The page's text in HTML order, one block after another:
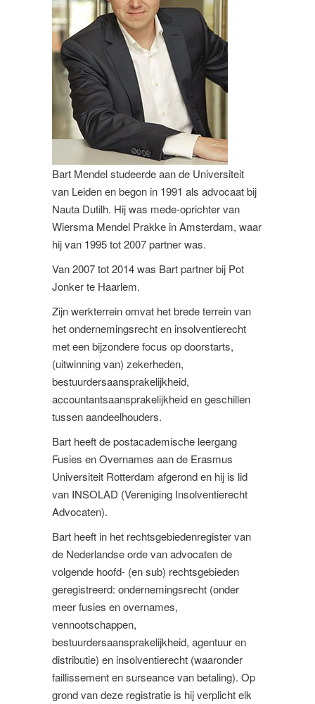
Bart Mendel studeerde aan de Universiteit
van Leiden en begon in 1991 als advocaat bij
Nauta Dutilh. Hij was mede-oprichter van
Wiersma Mendel Prakke in Amsterdam, waar
hij van 1995 tot 2007 partner was.
Van 2007 tot 2014 was Bart partner bij Pot
Jonker te Haarlem.
Zijn werkterrein omvat het brede terrein van
het ondernemingsrecht en insolventierecht
met een bijzondere focus op doorstarts,
(uitwinning van) zekerheden,
bestuurdersaansprakelijkheid,
accountantsaansprakelijkheid en geschillen
tussen aandeelhouders.
Bart heeft de postacademische leergang
Fusies en Overnames aan de Erasmus
Universiteit Rotterdam afgerond en hij is lid
van INSOLAD (Vereniging Insolventierecht
Advocaten).
Bart heeft in het rechtsgebiedenregister van
de Nederlandse orde van advocaten de
volgende hoofd- (en sub) rechtsgebieden
geregistreerd: ondernemingsrecht (onder
meer fusies en overnames,
vennootschappen,
bestuurdersaansprakelijkheid, agentuur en
distributie) en insolventierecht (waaronder
faillissement en surseance van betaling). Op
grond van deze registratie is hij verplicht elk